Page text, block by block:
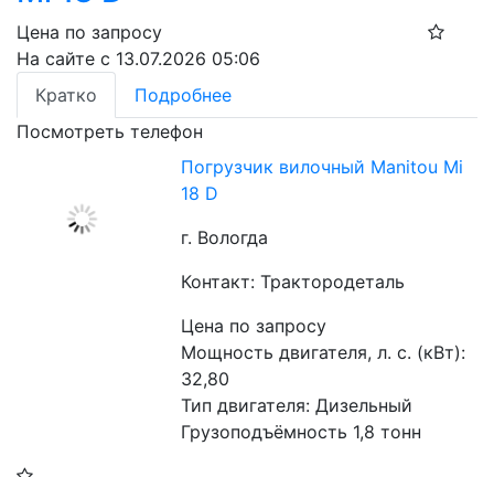
Цена по запросу
На сайте с 13.07.2026 05:06
Кратко
Подробнее
Посмотреть телефон
Погрузчик вилочный Manitou Mi
18 D
г. Вологда
Контакт: Трактородеталь
Цена по запросу
Мощность двигателя, л. с. (кВт):
32,80
Тип двигателя: Дизельный
Грузоподъёмность 1,8 тонн